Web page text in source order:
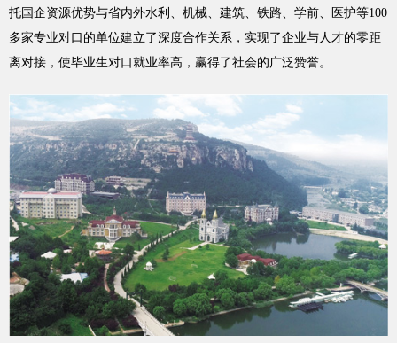
托国企资源优势与省内外水利、机械、建筑、铁路、学前、医护等100
多家专业对口的单位建立了深度合作关系，实现了企业与人才的零距
离对接，使毕业生对口就业率高，赢得了社会的广泛赞誉。